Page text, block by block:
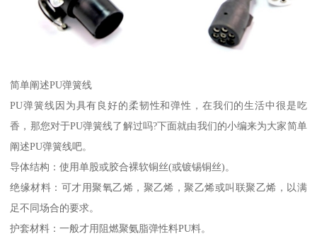
简单阐述PU弹簧线
PU弹簧线因为具有良好的柔韧性和弹性，在我们的生活中很是吃
香，那您对于PU弹簧线了解过吗?下面就由我们的小编来为大家简单
阐述PU弹簧线吧。
导体结构：使用单股或胶合裸软铜丝(或镀锡铜丝)。
绝缘材料：可才用聚氧乙烯，聚乙烯，聚乙烯或叫联聚乙烯，以满
足不同场合的要求。
护套材料：一般才用阻燃聚氨脂弹性料PU料。